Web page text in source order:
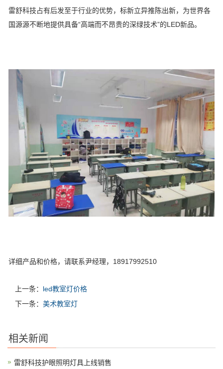
雷舒科技占有后发至于行业的优势，标新立异推陈出新，为世界各
国源源不断地提供具备“高端而不昂贵的深绿技术”的LED新品。
详细产品和价格，请联系尹经理，18917992510
上一条： led教室灯价格
下一条： 美术教室灯
相关新闻
雷舒科技护眼照明灯具上线销售